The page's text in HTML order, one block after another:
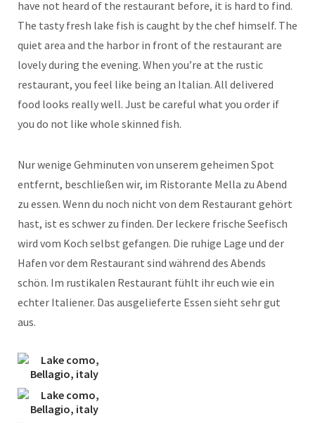
have not heard of the restaurant before, it is hard to find.
The tasty fresh lake fish is caught by the chef himself. The
quiet area and the harbor in front of the restaurant are
lovely during the evening. When you’re at the rustic
restaurant, you feel like being an Italian. All delivered
food looks really well. Just be careful what you order if
you do not like whole skinned fish.
Nur wenige Gehminuten von unserem geheimen Spot
entfernt, beschließen wir, im Ristorante Mella zu Abend
zu essen. Wenn du noch nicht von dem Restaurant gehört
hast, ist es schwer zu finden. Der leckere frische Seefisch
wird vom Koch selbst gefangen. Die ruhige Lage und der
Hafen vor dem Restaurant sind während des Abends
schön. Im rustikalen Restaurant fühlt ihr euch wie ein
echter Italiener. Das ausgelieferte Essen sieht sehr gut
aus.